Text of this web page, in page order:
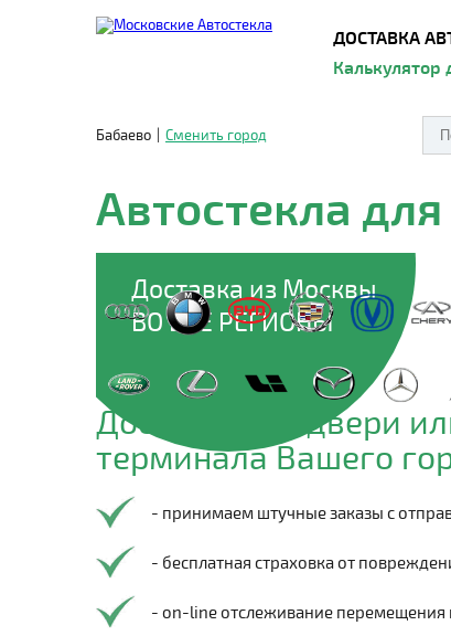
ДОСТАВКА
Калькулятор
Бабаево Сменить город
Автостекла для
Доставка из Москвы
ВО ВСЕ РЕГИОНЫ
Доставим до двери
терминала Вашего
- принимаем штучные заказы с
- бесплатная страховка от
- on-line отслеживание перемещения